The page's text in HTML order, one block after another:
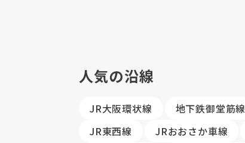
人気の沿線
JR大阪環状線 地下鉄御堂筋線
JR東西線
JRおおさか車線